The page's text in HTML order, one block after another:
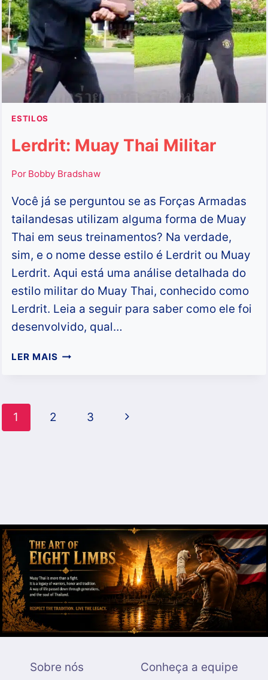
ESTILOS
Lerdrit: Muay Thai Militar
Por Bobby Bradshaw
Você já se perguntou se as Forças Armadas
tailandesas utilizam alguma forma de Muay
Thai em seus treinamentos? Na verdade,
sim, e o nome desse estilo é Lerdrit ou Muay
Lerdrit. Aqui está uma análise detalhada do
estilo militar do Muay Thai, conhecido como
Lerdrit. Leia a seguir para saber como ele foi
desenvolvido, qual…
LER MAIS LERDRIT:
Navegação
1 2 3
Página
Sobre nós Conheça a equipe